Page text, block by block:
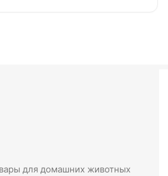
для домашних животных